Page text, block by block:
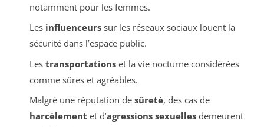
notamment pour les femmes.
Les influenceurssur les réseaux sociaux louent la
sécurité dans l’espace public.
Les transportationset la vie nocturne considérées
comme sûres et agréables.
Malgré une réputation de sûreté, des cas de
harcèlement et d’agressions sexuellesdemeurent